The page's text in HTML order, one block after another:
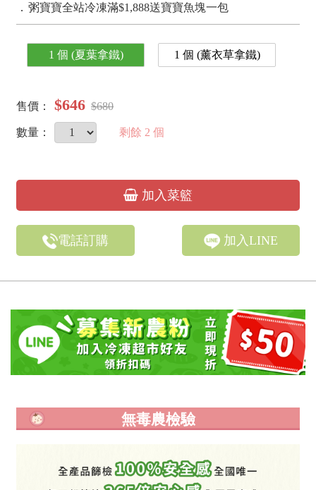
． 粥寶寶全站冷凍滿$1,888送寶寶魚塊一包
1 個 (夏葉拿鐵) 1 個 (薰衣草拿鐵)
售價： $646 $680
數量： 剩餘 2 個
加入菜籃
電話訂購 加入LINE
無毒農檢驗